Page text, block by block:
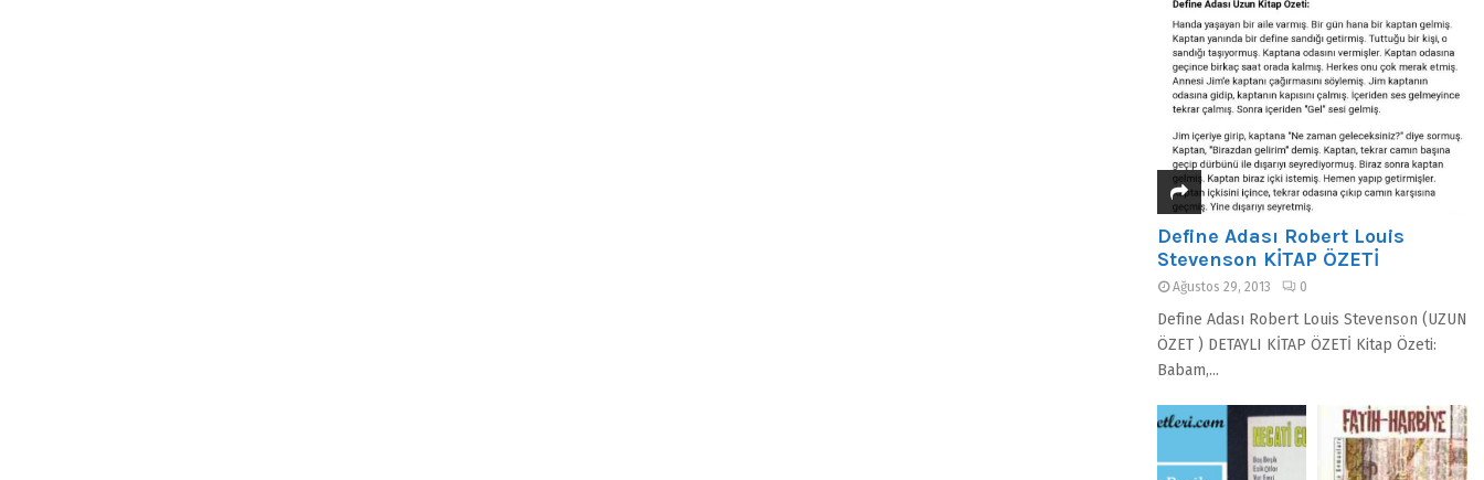
Define Adası Robert Louis
Stevenson KİTAP ÖZETİ
Ağustos 29, 2013 0
Define Adası Robert Louis Stevenson (UZUN
ÖZET ) DETAYLI KİTAP ÖZETİ Kitap Özeti:
Babam,...